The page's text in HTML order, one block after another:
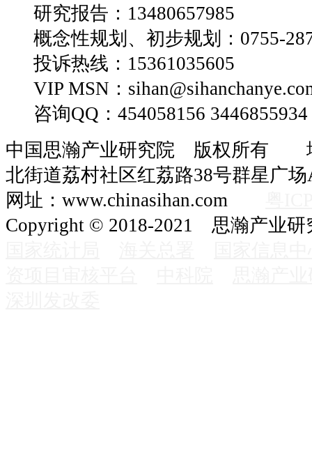
研究报告：13480657985
概念性规划、初步规划：0755-
投诉热线：15361035605
VIP MSN：
咨询QQ：454058156 3446855934
中国思瀚产业研究院 版权所有
北街道荔村社区红荔路38号群星广
网址：www.chinasihan.com
Copyright © 2018-2021 思瀚产业研